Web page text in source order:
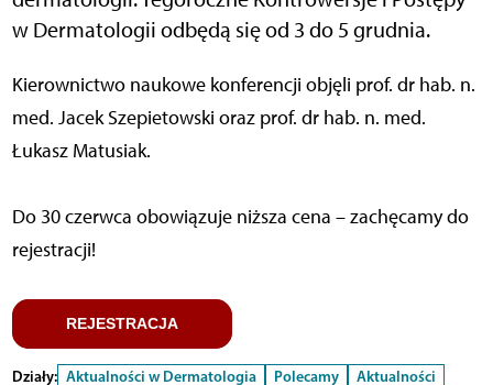
w Dermatologii odbędą się od 3 do 5 grudnia.
Kierownictwo naukowe konferencji objęli prof. dr hab. n.
med. Jacek Szepietowski oraz prof. dr hab. n. med.
Łukasz Matusiak.
Do 30 czerwca obowiązuje niższa cena – zachęcamy do
rejestracji!
REJESTRACJA
Działy: Aktualności w Dermatologia Polecamy Aktualności